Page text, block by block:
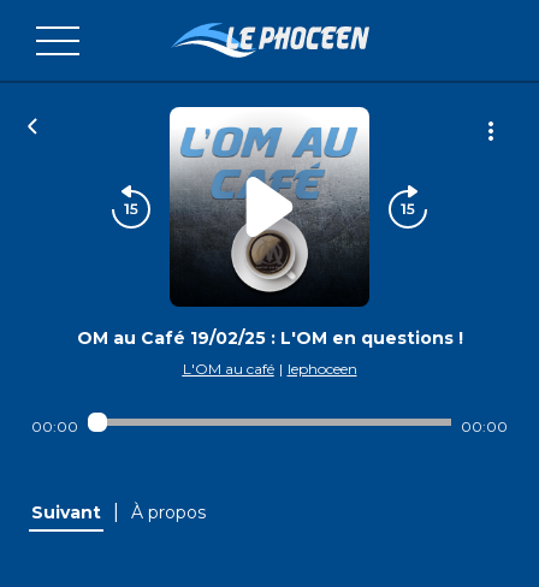
OM au Café 19/02/25 : L'OM en questions !
L'OM au café | lephoceen
00:00 00:00
Suivant À propos